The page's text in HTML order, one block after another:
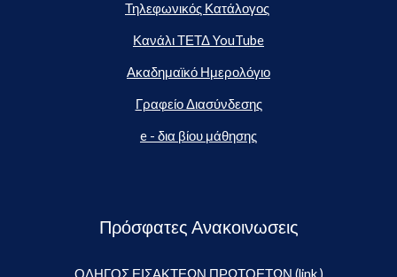
Τηλεφωνικός Κατάλογος
Κανάλι ΤΕΤΔ YouTube
Ακαδημαϊκό Ημερολόγιο
Γραφείο Διασύνδεσης
e - δια βίου μάθησης
Πρόσφατες Ανακοινωσεις
ΟΔΗΓΟΣ ΕΙΣΑΚΤΕΩΝ ΠΡΩΤΟΕΤΩΝ (link )